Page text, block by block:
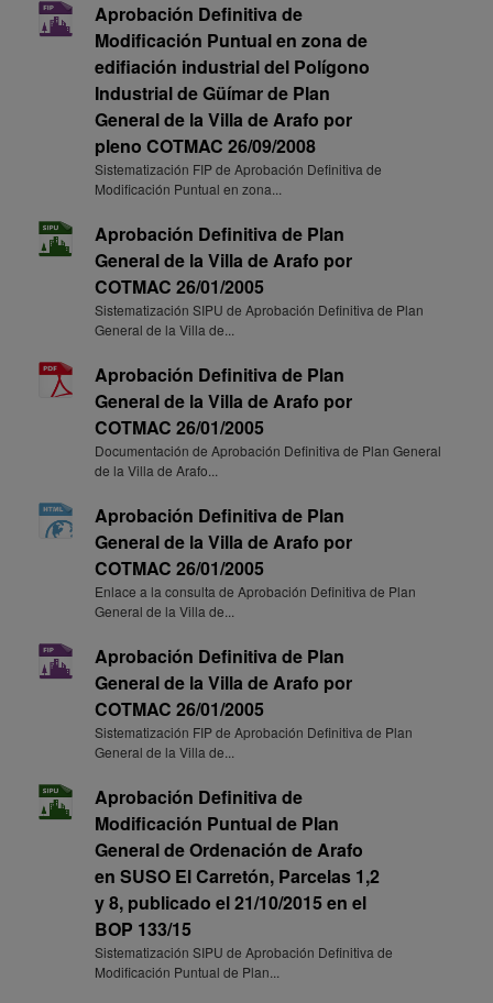
Aprobación Definitiva de
Modificación Puntual en zona de
edifiación industrial del Polígono
Industrial de Güímar de Plan
General de la Villa de Arafo por
pleno COTMAC 26/09/2008
Sistematización FIP de Aprobación Definitiva de
Modificación Puntual en zona...
Aprobación Definitiva de Plan
General de la Villa de Arafo por
COTMAC 26/01/2005
Sistematización SIPU de Aprobación Definitiva de Plan
General de la Villa de...
Aprobación Definitiva de Plan
General de la Villa de Arafo por
COTMAC 26/01/2005
Documentación de Aprobación Definitiva de Plan General
de la Villa de Arafo...
Aprobación Definitiva de Plan
General de la Villa de Arafo por
COTMAC 26/01/2005
Enlace a la consulta de Aprobación Definitiva de Plan
General de la Villa de...
Aprobación Definitiva de Plan
General de la Villa de Arafo por
COTMAC 26/01/2005
Sistematización FIP de Aprobación Definitiva de Plan
General de la Villa de...
Aprobación Definitiva de
Modificación Puntual de Plan
General de Ordenación de Arafo
en SUSO El Carretón, Parcelas 1,2
y 8, publicado el 21/10/2015 en el
BOP 133/15
Sistematización SIPU de Aprobación Definitiva de
Modificación Puntual de Plan...